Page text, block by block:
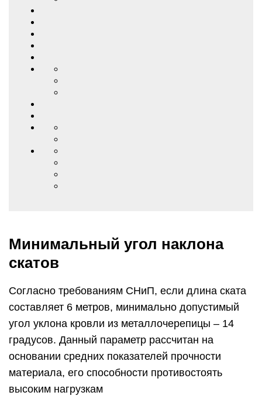
Минимальный угол наклона
скатов
Согласно требованиям СНиП, если длина ската
составляет 6 метров, минимально допустимый
угол уклона кровли из металлочерепицы – 14
градусов. Данный параметр рассчитан на
основании средних показателей прочности
материала, его способности противостоять
высоким нагрузкам